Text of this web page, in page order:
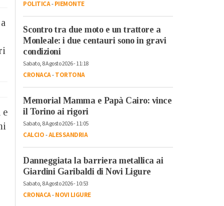
e
POLITICA-PIEMONTE
Scontro tra due moto e un trattore a
Monleale: i due centauri sono in gravi
condizioni
Sabato, 8 Agosto 2026 - 11:18
CRONACA-TORTONA
Memorial Mamma e Papà Cairo: vince
il Torino ai rigori
Sabato, 8 Agosto 2026 - 11:05
CALCIO-ALESSANDRIA
Danneggiata la barriera metallica ai
Giardini Garibaldi di Novi Ligure
Sabato, 8 Agosto 2026 - 10:53
CRONACA-NOVI LIGURE